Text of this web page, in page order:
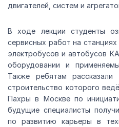
двигателей, систем и
В ходе лекции студенты
сервисных работ на
электробусов и автобусов
оборудовании и
Также ребятам
строительство которого
Пахры в Москве по
будущие специалисты
по развитию карьеры в